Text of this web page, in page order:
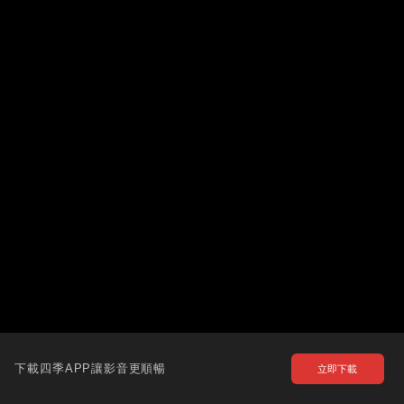
下載四季APP讓影音更順暢 立即下載